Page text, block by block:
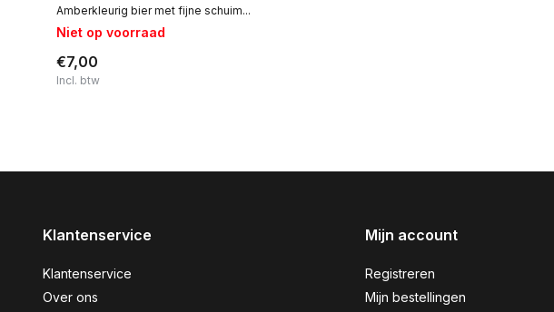
Amberkleurig bier met fijne schuim...
Niet op voorraad
€7,00
Incl. btw
Klantenservice
Klantenservice
Over ons
Mijn account
Registreren
Mijn bestellingen